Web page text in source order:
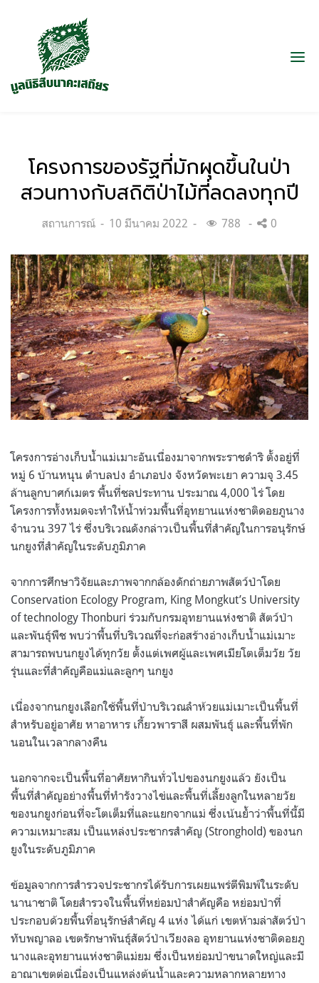
โครงการของรัฐที่มักผุดขึ้นในป่า
สวนทางกับสถิติป่าไม้ที่ลดลงทุกปี
Categories:
สถานการณ์
Posted
10 มีนาคม 2022 788 0
โครงการอ่างเก็บน้ำแม่เมาะอันเนื่องมาจากพระราชดําริ ตั้งอยู่ที่
หมู่ 6 บ้านหนุน ตำบลปง อำเภอปง จังหวัดพะเยา ความจุ 3.45
ล้านลูกบาศก์เมตร พื้นที่ชลประทาน ประมาณ 4,000 ไร่ โดย
โครงการทั้งหมดจะทำให้น้ำท่วมพื้นที่อุทยานแห่งชาติดอยภูนาง
จำนวน 397 ไร่ ซึ่งบริเวณดังกล่าวเป็นพื้นที่สำคัญในการอนุรักษ์
นกยูงที่สำคัญในระดับภูมิภาค
จากการศึกษาวิจัยและภาพจากกล้องดักถ่ายภาพสัตว์ป่าโดย
Conservation Ecology Program, King Mongkut’s University
of technology Thonburi ร่วมกับกรมอุทยานแห่งชาติ สัตว์ป่า
และพันธุ์พืช พบว่าพื้นที่บริเวณที่จะก่อสร้างอ่างเก็บน้ำแม่เมาะ
สามารถพบนกยูงได้ทุกวัย ตั้งแต่เพศผู้และเพศเมียโตเต็มวัย วัย
รุ่นและที่สำคัญคือแม่และลูกๆ นกยูง
เนื่องจากนกยูงเลือกใช้พื้นที่ป่าบริเวณลำห้วยแม่เมาะเป็นพื้นที่
สำหรับอยู่อาศัย หาอาหาร เกี้ยวพาราสี ผสมพันธุ์ และพื้นที่พัก
นอนในเวลากลางคืน
นอกจากจะเป็นพื้นที่อาศัยหากินทั่วไปของนกยูงแล้ว ยังเป็น
พื้นที่สำคัญอย่างพื้นที่ทำรังวางไข่และพื้นที่เลี้ยงลูกในหลายวัย
ของนกยูงก่อนที่จะโตเต็มที่และแยกจากแม่ ซึ่งเน้นย้ำว่าพื้นที่นี้มี
ความเหมาะสม เป็นแหล่งประชากรสำคัญ (Stronghold) ของนก
ยูงในระดับภูมิภาค
ข้อมูลจากการสำรวจประชากรได้รับการเผยแพร่ตีพิมพ์ในระดับ
นานาชาติ โดยสำรวจในพื้นที่หย่อมป่าสำคัญคือ หย่อมป่าที่
ประกอบด้วยพื้นที่อนุรักษ์สำคัญ 4 แห่ง ได้แก่ เขตห้ามล่าสัตว์ป่า
ทับพญาลอ เขตรักษาพันธุ์สัตว์ป่าเวียงลอ อุทยานแห่งชาติดอยภู
นางและอุทยานแห่งชาติแม่ยม ซึ่งเป็นหย่อมป่าขนาดใหญ่และมี
อาณาเขตต่อเนื่องเป็นแหล่งต้นน้ำและความหลากหลายทาง